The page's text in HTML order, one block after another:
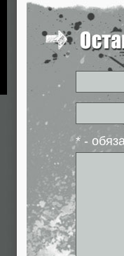
* -